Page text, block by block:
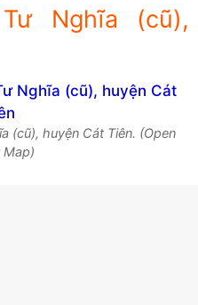
Nghĩa (cũ),
(cũ), huyện Cát Tiên. (Open
Map)